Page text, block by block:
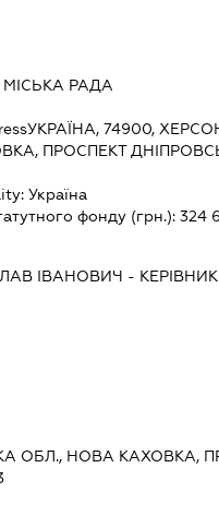
РАДА
УКРАЇНА, 74900,
ПРОСПЕКТ
Україна
фонду (грн.): 324
ІВАНОВИЧ - КЕРІВНИК
ОБЛ., НОВА КАХОВКА,